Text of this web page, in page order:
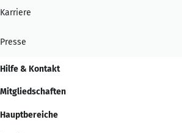
Karriere
Presse
Hilfe & Kontakt
Mitgliedschaften
Hauptbereiche